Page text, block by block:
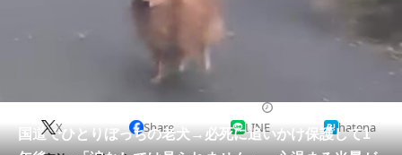
会員記事
国道でひとりぼっちの老犬→必死に追いかけ保護して1
X Share LINE hatena